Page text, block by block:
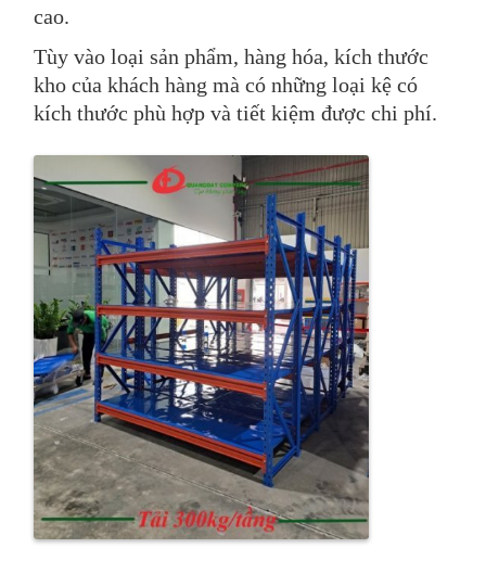
cao.
Tùy vào loại sản phẩm, hàng hóa, kích thước
kho của khách hàng mà có những loại kệ có
kích thước phù hợp và tiết kiệm được chi phí.